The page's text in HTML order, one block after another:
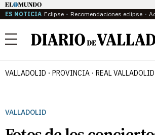
ES NOTICIA Eclipse Recomendaciones eclipse
Menú
VALLADOLID PROVINCIA REAL VALLADOLID
VALLADOLID